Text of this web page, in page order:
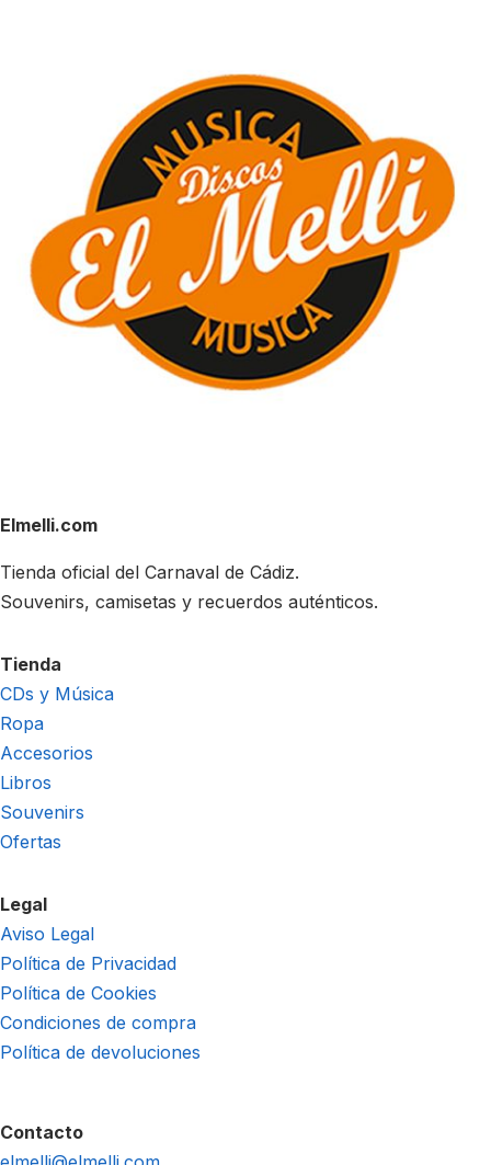
Elmelli.com
Tienda oficial del Carnaval de Cádiz.
Souvenirs, camisetas y recuerdos auténticos.
Tienda
CDs y Música
Ropa
Accesorios
Libros
Souvenirs
Ofertas
Legal
Aviso Legal
Política de Privacidad
Política de Cookies
Condiciones de compra
Política de devoluciones
Contacto